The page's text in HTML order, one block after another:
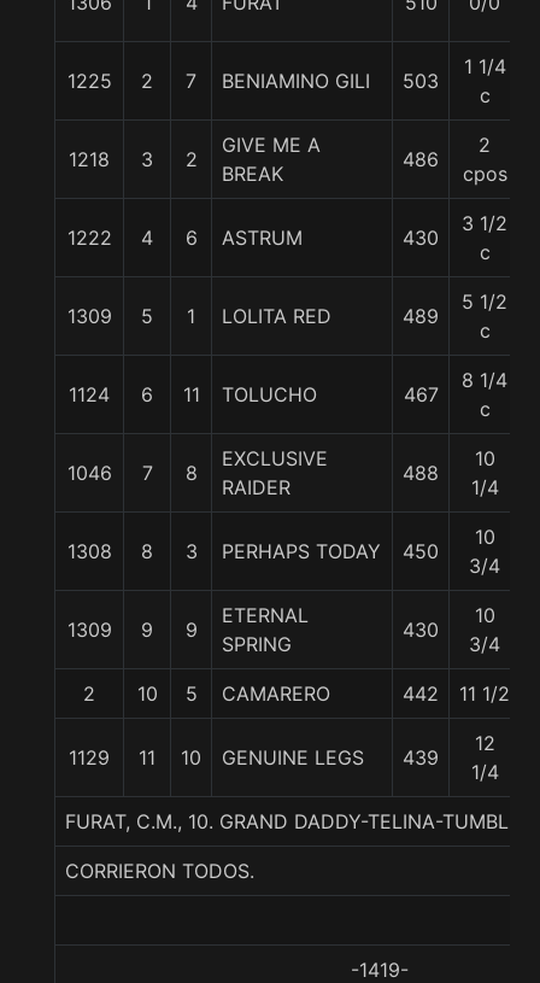
1225 2 7 BENIAMINO GILI 503
1 1/4
c
1218 3 2
GIVE ME A
BREAK
486
2
cpos
1222 4 6 ASTRUM 430
3 1/2
c
1309 5 1 LOLITA RED 489
5 1/2
c
1124 6 11 TOLUCHO 467
8 1/4
c
1046 7 8
EXCLUSIVE
RAIDER
488
10
1/4
1308 8 3 PERHAPS TODAY 450
10
3/4
1309 9 9
ETERNAL
SPRING
430
10
3/4
2 10 5 CAMARERO 442 11 1/2
1129 11 10 GENUINE LEGS 439
12
1/4
FURAT, C.M., 10. GRAND DADDY-TELINA-
CORRIERON TODOS.
-1419-